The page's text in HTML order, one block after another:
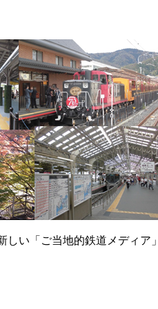
しい「ご当地的鉄道メディア